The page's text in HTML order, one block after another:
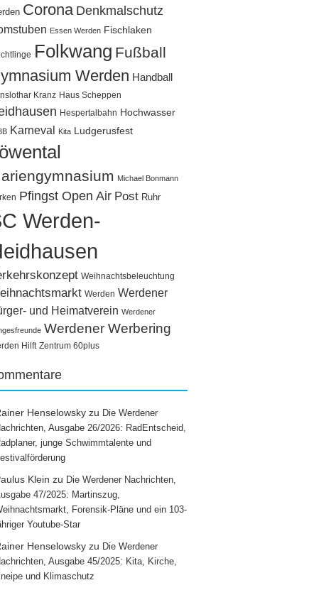
Corona Denkmalschutz
Essen Werden Fischlaken
Folkwang Fußball
Werden Handball
Kranz Haus Scheppen
Hespertalbahn Hochwasser
Karneval Kita Ludgerusfest
Michael Bonmann
Pfingst Open Air Post Ruhr
Werden-
Weihnachtsbeleuchtung
Werden Werdener
und Heimatverein Werdener
Werdener Werbering
Hilft Zentrum 60plus
Henselowsky zu Die Werdener
Ausgabe 26/2026: RadEntscheid,
junge Schwimmtalente und
Klein zu Die Werdener Nachrichten,
47/2025: Martinszug,
Forensik-Pläne und ein 103-
Youtube-Star
Henselowsky zu Die Werdener
Ausgabe 45/2025: Kita, Kirche,
und Klimaschutz